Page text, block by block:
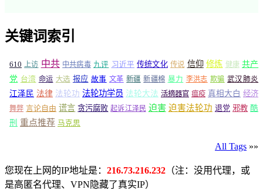
关键词索引
610 上访 中共 中共病毒 九评 习近平 传统文化 传说 信仰 修炼 健康 共产
党 台湾 命运 大选 报应 故事 文革 新疆 新疆棉 暴力 李洪志 欺骗 武汉肺炎
江泽民 法律 法轮功 法轮功学员 法轮大法 活摘器官 瘟疫 真相大白 经济
舞弊 言论自由 谎言 贪污腐败 起诉江泽民 迫害 迫害法轮功 退党 邪教 酷
刑 重点推荐 马克思
All Tags »»
您现在上网的IP地址是： 216.73.216.232 （注：没用代理，或
是高匿名代理、VPN隐藏了真实IP）